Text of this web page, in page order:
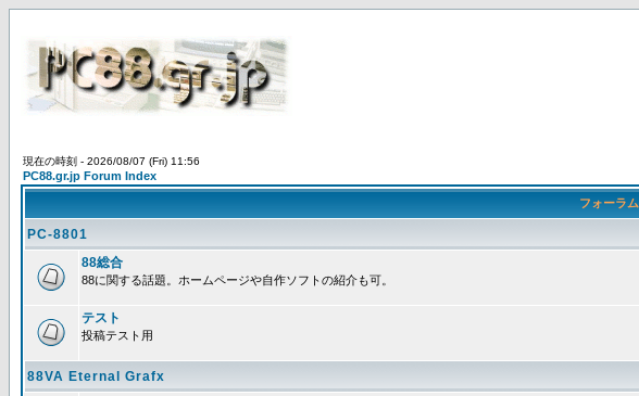
現在の時刻 - 2026/08/07 (Fri) 11:56
PC88.gr.jp Forum Index
フォーラム
PC-8801
88総合
88に関する話題。ホームページや自作ソフトの紹介も可。
テスト
投稿テスト用
88VA Eternal Grafx